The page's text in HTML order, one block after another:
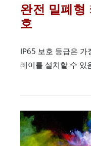
완전 밀폐형
호
IP65 보호 등급은 가
레이를 설치할 수 있